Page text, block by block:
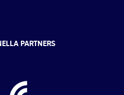
PARTNERS